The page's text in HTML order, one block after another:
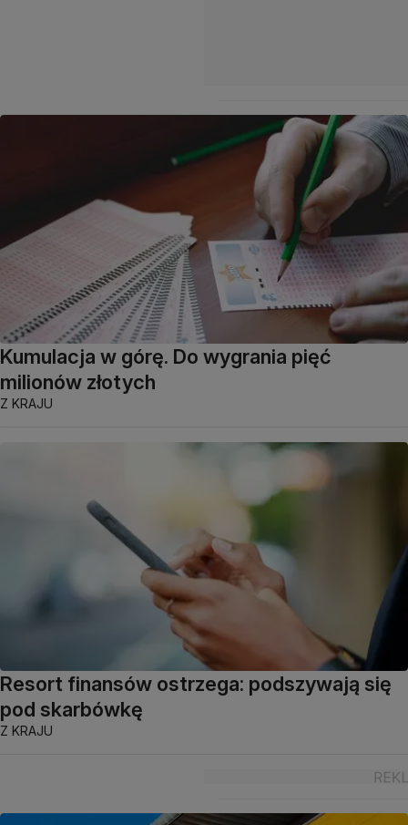
Kumulacja w górę. Do wygrania pięć
milionów złotych
Z KRAJU
Resort finansów ostrzega: podszywają się
pod skarbówkę
Z KRAJU